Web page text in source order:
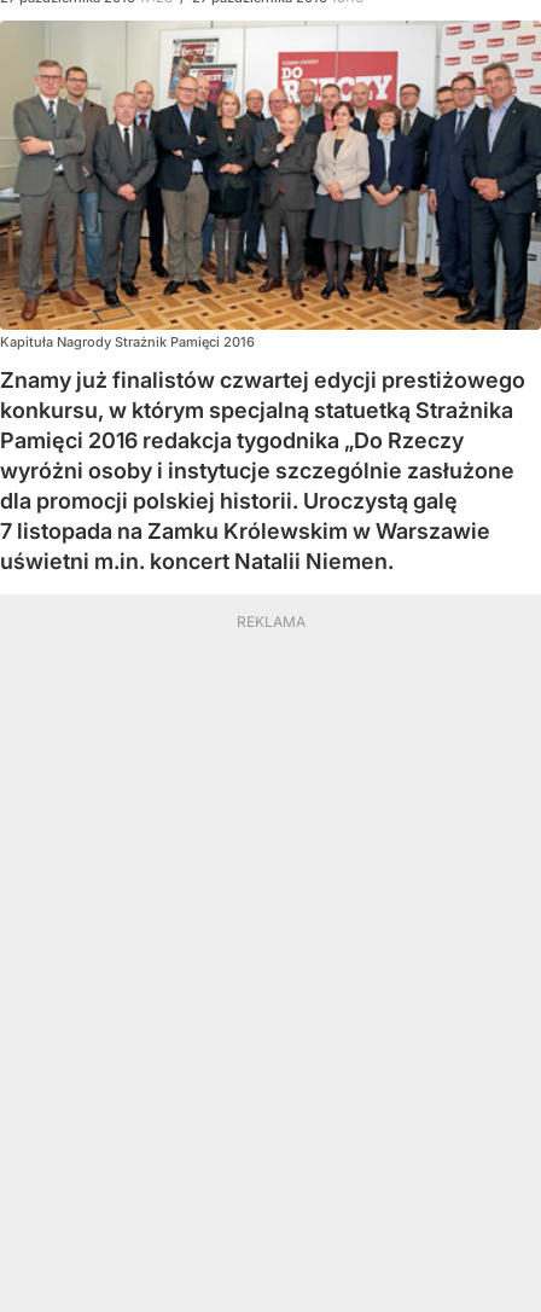
Kapituła Nagrody Strażnik Pamięci 2016
Znamy już finalistów czwartej edycji prestiżowego
konkursu, w którym specjalną statuetką Strażnika
Pamięci 2016 redakcja tygodnika „Do Rzeczy
wyróżni osoby i instytucje szczególnie zasłużone
dla promocji polskiej historii. Uroczystą galę
7 listopada na Zamku Królewskim w Warszawie
uświetni m.in. koncert Natalii Niemen.